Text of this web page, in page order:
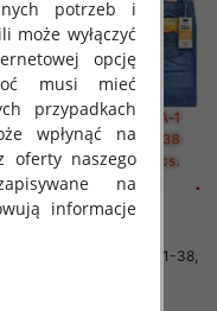
męskie jeans Roz 31-38,
potrzeb i
może wyłączyć
opcję
musi mieć
przypadkach
wpłynąć na
oferty naszego
na
informacje